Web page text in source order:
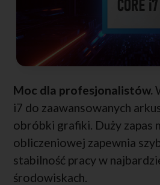
Moc dla profesjonalistów.
i7 do zaawansowanych
obróbki grafiki. Duży zapas
obliczeniowej zapewnia
stabilność pracy w
środowiskach.